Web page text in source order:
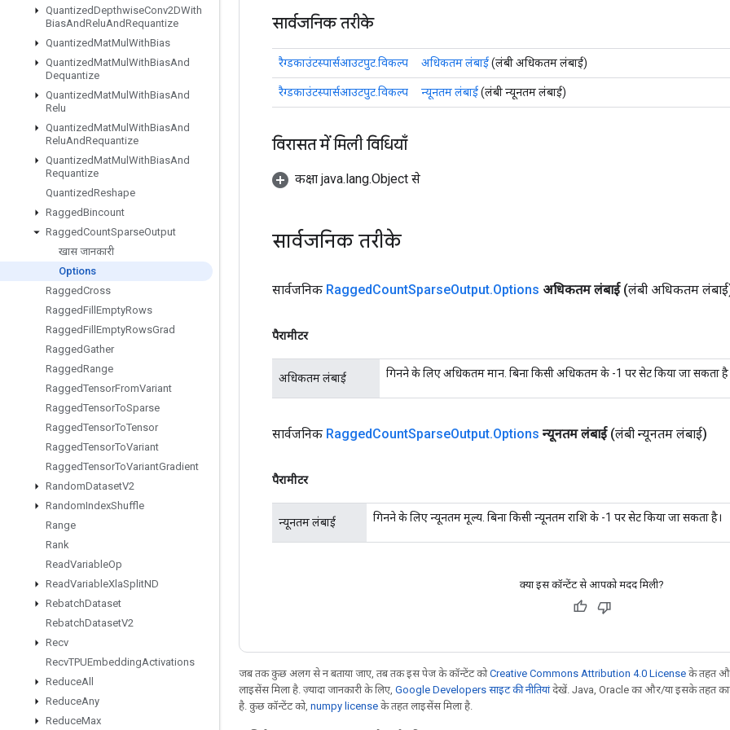
QuantizedDepthwiseConv2DWith
BiasAndReluAndRequantize
QuantizedMatMul WithBias
QuantizedMatMul WithBiasAnd
Dequantize
QuantizedMatMul WithBiasAnd
Relu
QuantizedMatMul WithBiasAnd
ReluAndRequantize
QuantizedMatMul WithBiasAnd
Requantize
QuantizedReshape
RaggedBincount
RaggedCountSparseOutput
खास जानकारी
Options
RaggedCross
RaggedFill EmptyRows
RaggedFill EmptyRowsGrad
RaggedGather
RaggedRange
RaggedTensorFromVariant
RaggedTensorToSparse
RaggedTensorToTensor
RaggedTensorToVariant
RaggedTensorToVariantGradient
RandomDatasetV2
RandomIndexShuffle
Range
Rank
ReadVariableOp
ReadVariableXlaSplitND
RebatchDataset
RebatchDatasetV2
Recv
RecvTPUEmbeddingActivations
ReduceAll
ReduceAny
ReduceMax
सार्वजनिक तरीके
रैग्डकाउंटस्पार्सआउटपुट.विकल्प अधिकतम लंबाई(लंबी अधिकतम लंबाई)
रैग्डकाउंटस्पार्सआउटपुट.विकल्प न्यूनतम लंबाई(लंबी न्यूनतम लंबाई)
विरासत में मिली विधियाँ
कक्षा java.lang.Object से
सार्वजनिक तरीके
सार्वजनिक RaggedCountSparseOutput.Options अधिकतम लंबाई (लंबी अधिकतम
पैरामीटर
अधिकतम लंबाई गिनने के लिए अधिकतम मान. बिना किसी अधिकतम के -1 पर सेट किया जा सकता
सार्वजनिक RaggedCountSparseOutput.Options न्यूनतम लंबाई (लंबी न्यूनतम लंबाई)
पैरामीटर
न्यूनतम लंबाई गिनने के लिए न्यूनतम मूल्य. बिना किसी न्यूनतम राशि के -1 पर सेट किया जा सकता है।
क्या इस कॉन्टेंट से आपको मदद मिली?
जब तक कुछ अलग से न बताया जाए, तब तक इस पेज के कॉन्टेंट कोCreative Commons Attribution 4.0 License के तहत
लाइसेंस मिला है. ज़्यादा जानकारी के लिए, Google Developers साइट की नीतियांदेखें. Java, Oracle का और/या इसके तहत काम
है. कुछ कॉन्टेंट को, numpy license के तहत लाइसेंस मिला है.